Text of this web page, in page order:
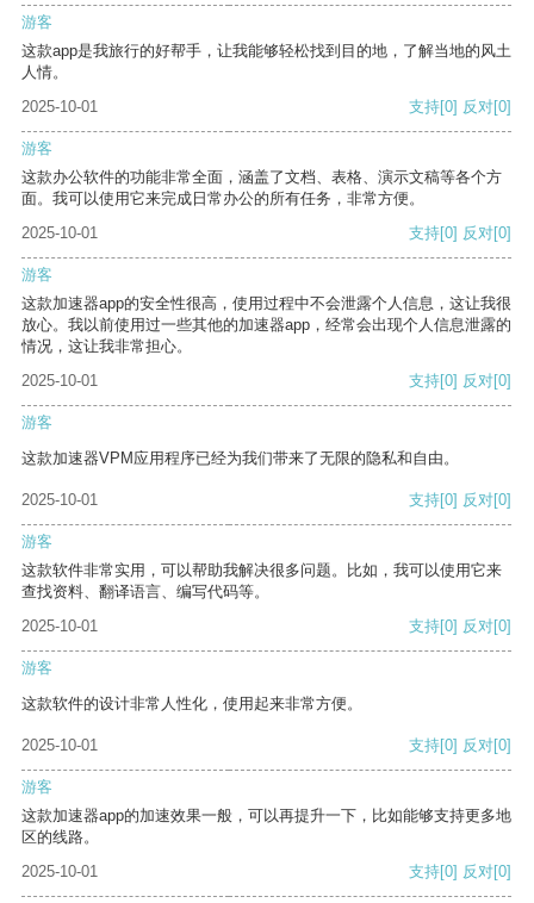
游客
这款app是我旅行的好帮手，让我能够轻松找到目的地，了解当地的风土
人情。
2025-10-01
支持[0] 反对[0]
游客
这款办公软件的功能非常全面，涵盖了文档、表格、演示文稿等各个方
面。我可以使用它来完成日常办公的所有任务，非常方便。
2025-10-01
支持[0] 反对[0]
游客
这款加速器app的安全性很高，使用过程中不会泄露个人信息，这让我很
放心。我以前使用过一些其他的加速器app，经常会出现个人信息泄露的
情况，这让我非常担心。
2025-10-01
支持[0] 反对[0]
游客
这款加速器VPM应用程序已经为我们带来了无限的隐私和自由。
2025-10-01 支持[0] 反对[0]
游客
这款软件非常实用，可以帮助我解决很多问题。比如，我可以使用它来
查找资料、翻译语言、编写代码等。
2025-10-01
支持[0] 反对[0]
游客
这款软件的设计非常人性化，使用起来非常方便。
2025-10-01 支持[0] 反对[0]
游客
这款加速器app的加速效果一般，可以再提升一下，比如能够支持更多地
区的线路。
2025-10-01
支持[0] 反对[0]